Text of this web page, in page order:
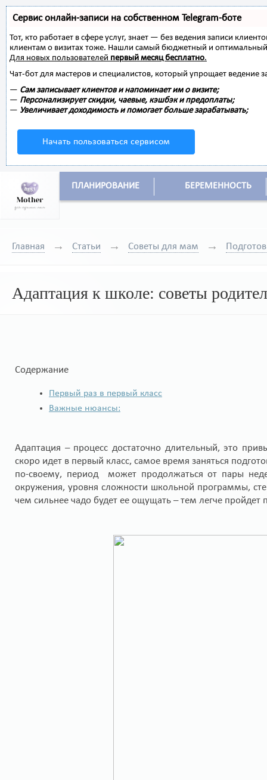
Сервис онлайн-записи на собственном Telegram-боте
Тот, кто работает в сфере услуг, знает — без ведения записи
клиентам о визитах тоже. Нашли самый бюджетный и
Для новых пользователей первый месяц бесплатно.
Чат-бот для мастеров и специалистов, который упрощает ведение
— Сам записывает клиентов и напоминает им о визите;
— Персонализирует скидки, чаевые, кэшбэк и предоплаты;
— Увеличивает доходимость и помогает больше зарабатывать;
Начать пользоваться сервисом
ПЛАНИРОВАНИЕ БЕРЕМЕННОСТЬ
Главная Статьи Советы для мам
Адаптация к школе: советы
Содержание
Первый раз в первый класс
Важные нюансы:
Адаптация – процесс достаточно длительный, это
скоро идет в первый класс, самое время заняться
по-своему, период может продолжаться от пары
окружения, уровня сложности школьной программы,
чем сильнее чадо будет ее ощущать – тем легче пройдет